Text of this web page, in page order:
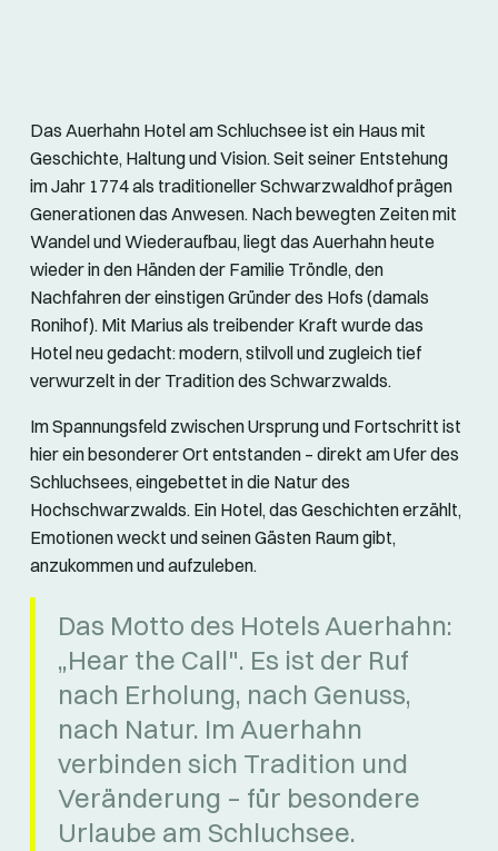
Das Auerhahn Hotel am Schluchsee ist ein Haus mit
Geschichte, Haltung und Vision. Seit seiner Entstehung
im Jahr 1774 als traditioneller Schwarzwaldhof prägen
Generationen das Anwesen. Nach bewegten Zeiten mit
Wandel und Wiederaufbau, liegt das Auerhahn heute
wieder in den Händen der Familie Tröndle, den
Nachfahren der einstigen Gründer des Hofs (damals
Ronihof). Mit Marius als treibender Kraft wurde das
Hotel neu gedacht: modern, stilvoll und zugleich tief
verwurzelt in der Tradition des Schwarzwalds.
Im Spannungsfeld zwischen Ursprung und Fortschritt ist
hier ein besonderer Ort entstanden – direkt am Ufer des
Schluchsees, eingebettet in die Natur des
Hochschwarzwalds. Ein Hotel, das Geschichten erzählt,
Emotionen weckt und seinen Gästen Raum gibt,
anzukommen und aufzuleben.
Das Motto des Hotels Auerhahn:
„Hear the Call". Es ist der Ruf
nach Erholung, nach Genuss,
nach Natur. Im Auerhahn
verbinden sich Tradition und
Veränderung – für besondere
Urlaube am Schluchsee.